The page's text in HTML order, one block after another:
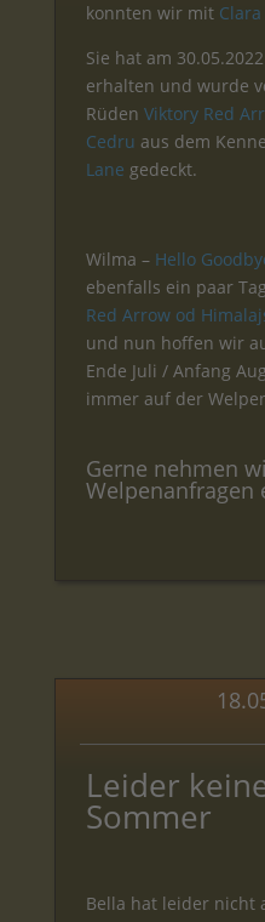
konnten wir mit Clara
Sie hat am
erhalten und wurde
Rüden Viktory Red
Cedru aus dem
Lane gedeckt.
Wilma – Hello
ebenfalls ein paar
Red Arrow od
und nun hoffen wir
Ende Juli / Anfang
immer auf der
Gerne nehmen
Welpenanfragen
Leider
Sommer
Bella hat leider nicht